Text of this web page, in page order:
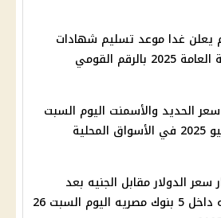
يعلن غدا موعد تسليم شهادات
بالرقم القومي
سعر الحديد والأسمنت اليوم السبت
سعر الدولار مقابل الجنيه بعد
ارتفاعه داخل 5 بنوك مصريه اليوم السبت 26